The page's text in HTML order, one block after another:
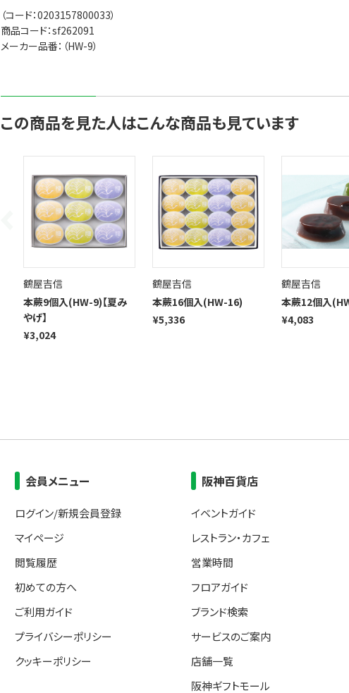
（コード：0203157800033）
商品コード：sf262091
メーカー品番：（HW-9）
この商品を見た人はこんな商品も見ています
鶴屋吉信
本蕨9個入(HW-9)【夏み
やげ】
¥3,024
鶴屋吉信
本蕨16個入(HW-16)
¥5,336
鶴屋吉信
本蕨12個入
¥4,083
会員メニュー
ログイン/新規会員登録
マイページ
閲覧履歴
初めての方へ
ご利用ガイド
プライバシーポリシー
クッキーポリシー
阪神百貨店
イベントガイド
レストラン・カフェ
営業時間
フロアガイド
ブランド検索
サービスのご案内
店舗一覧
阪神ギフトモール